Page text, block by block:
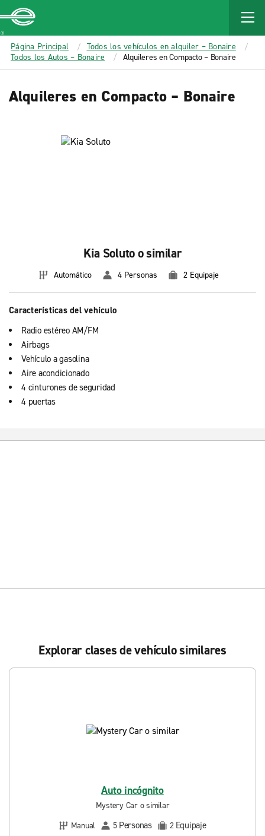
MAIN
CONTENT
Enterprise
Página Principal
Todos los vehículos en alquiler – Bonaire
Todos los Autos – Bonaire
Alquileres en Compacto – Bonaire
Alquileres en Compacto – Bonaire
Kia Soluto o similar
Automático 4 Personas 2 Equipaje
Características del vehículo
Radio estéreo AM/FM
Airbags
Vehículo a gasolina
Aire acondicionado
4 cinturones de seguridad
4 puertas
Explorar clases de vehículo similares
Auto incógnito
Mystery Car o similar
Manual
5 Personas 2 Equipaje